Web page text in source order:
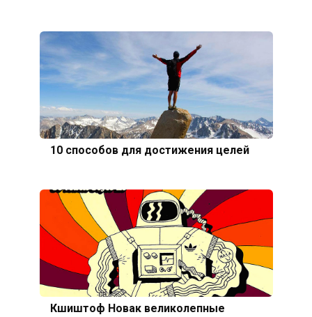
10 способов для достижения целей
Кшиштоф Новак великолепные